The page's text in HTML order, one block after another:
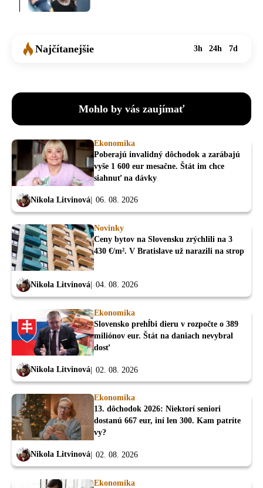
Najčítanejšie 3h 24h 7d
Mohlo by vás zaujímať
Ekonomika
Poberajú invalidný dôchodok a zarábajú
vyše 1 600 eur mesačne. Štát im chce
siahnuť na dávky
Nikola Litvinová 06. 08. 2026
Novinky
Ceny bytov na Slovensku zrýchlili na 3
430 €/m². V Bratislave už narazili na strop
Nikola Litvinová 04. 08. 2026
Ekonomika
Slovensko prehĺbi dieru v rozpočte o 389
miliónov eur. Štát na daniach nevybral
dosť
Nikola Litvinová 02. 08. 2026
Ekonomika
13. dôchodok 2026: Niektorí seniori
dostanú 667 eur, iní len 300. Kam patríte
vy?
Nikola Litvinová 02. 08. 2026
Ekonomika